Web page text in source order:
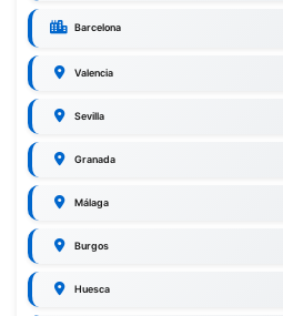
Barcelona
Valencia
Sevilla
Granada
Málaga
Burgos
Huesca